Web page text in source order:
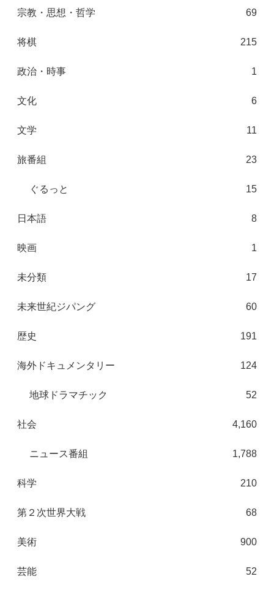
宗教・思想・哲学 69
将棋 215
政治・時事 1
文化 6
文学 11
旅番組 23
ぐるっと 15
日本語 8
映画 1
未分類 17
未来世紀ジパング 60
歴史 191
海外ドキュメンタリー 124
地球ドラマチック 52
社会 4,160
ニュース番組 1,788
科学 210
第２次世界大戦 68
美術 900
芸能 52